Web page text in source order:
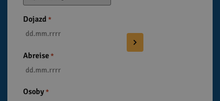
Dojazd *
Abreise *
Osoby *